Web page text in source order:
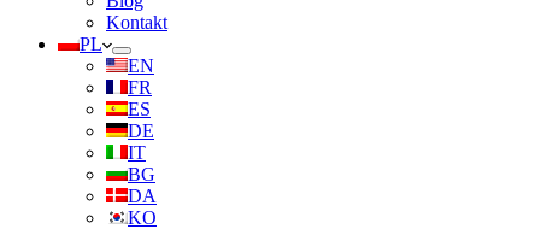
Kontakt
PL
EN
FR
ES
DE
IT
BG
DA
KO